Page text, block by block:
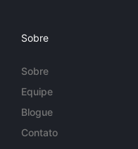
Sobre
Sobre
Equipe
Blogue
Contato